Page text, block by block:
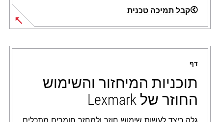
קבל תמיכה טכנית
opens
in
new
tab
דף
תוכניות המיחזור והשימוש
החוזר של Lexmark